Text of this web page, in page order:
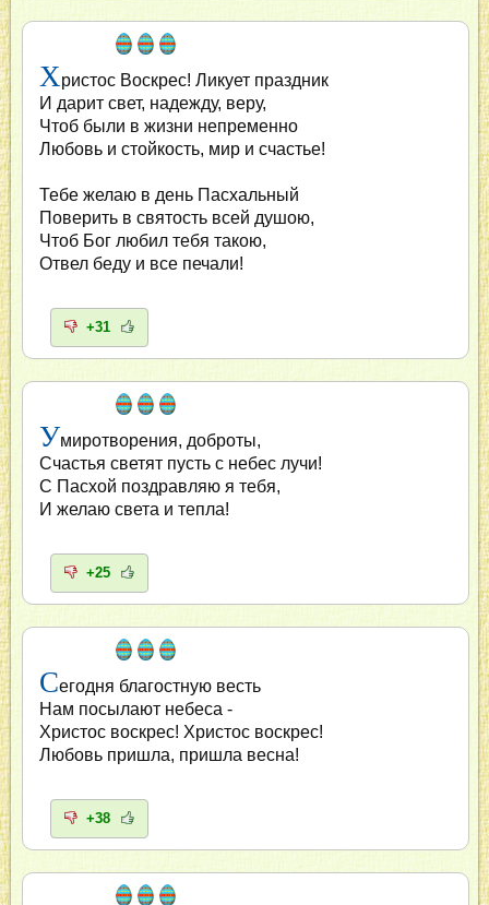
Христос Воскрес! Ликует праздник
И дарит свет, надежду, веру,
Чтоб были в жизни непременно
Любовь и стойкость, мир и счастье!
Тебе желаю в день Пасхальный
Поверить в святость всей душою,
Чтоб Бог любил тебя такою,
Отвел беду и все печали!
+31
Умиротворения, доброты,
Счастья светят пусть с небес лучи!
С Пасхой поздравляю я тебя,
И желаю света и тепла!
+25
Сегодня благостную весть
Нам посылают небеса -
Христос воскрес! Христос воскрес!
Любовь пришла, пришла весна!
+38